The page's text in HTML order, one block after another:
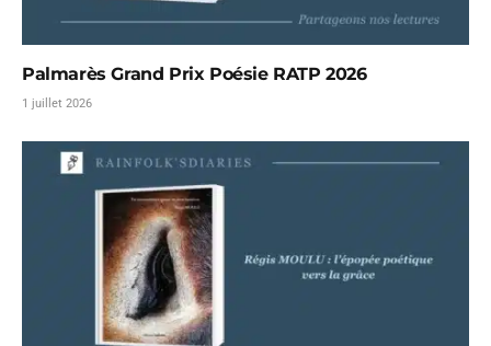
Palmarès Grand Prix Poésie RATP 2026
1 juillet 2026